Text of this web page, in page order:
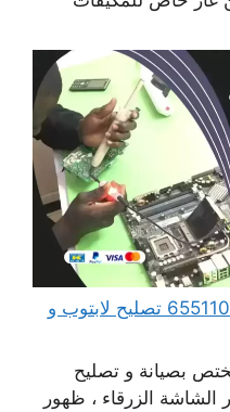
مهندس كمبيوتر النويصيب 65511033 تصليح لابتوب و
بصيانة و تصليح
الزرقاء ، ظهور